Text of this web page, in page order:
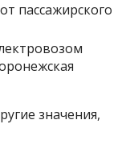
значения,